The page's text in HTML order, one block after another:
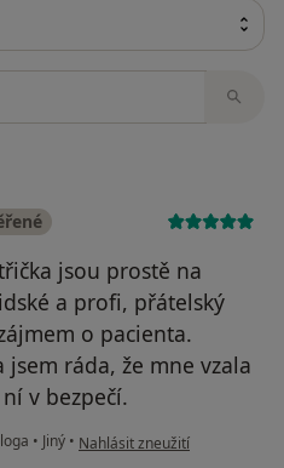
jsou prostě na
a profi, přátelský
o pacienta.
ráda, že mne vzala
v bezpečí.
• Jiný • podle názoru uživatele Petka
Nahlásit zneužití